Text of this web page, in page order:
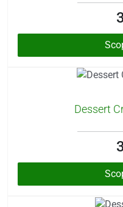
Dessert